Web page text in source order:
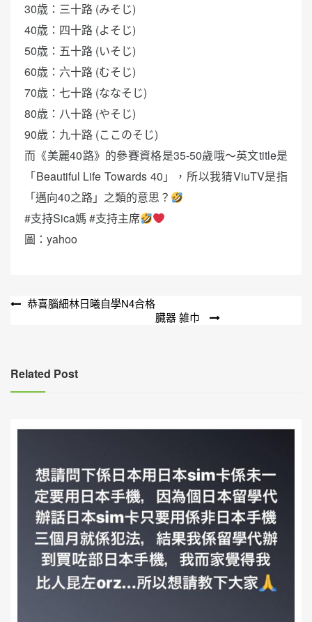
30歳：三十路 (みそじ)
40歳：四十路 (よそじ)
50歳：五十路 (いそじ)
60歳：六十路 (むそじ)
70歳：七十路 (ななそじ)
80歳：八十路 (やそじ)
90歳：九十路 (ここのそじ)
而《美麗40路》的參賽資格是35-50歲哦～英文title是
「Beautiful Life Towards 40」，所以我猜ViuTV是指
「邁向40之路」之類的意思？
#支持Sica媽 #支持主席
圖：yahoo
文
覽
恭喜腦細林日曦自學N4合格
臓器 雑巾
Related Post